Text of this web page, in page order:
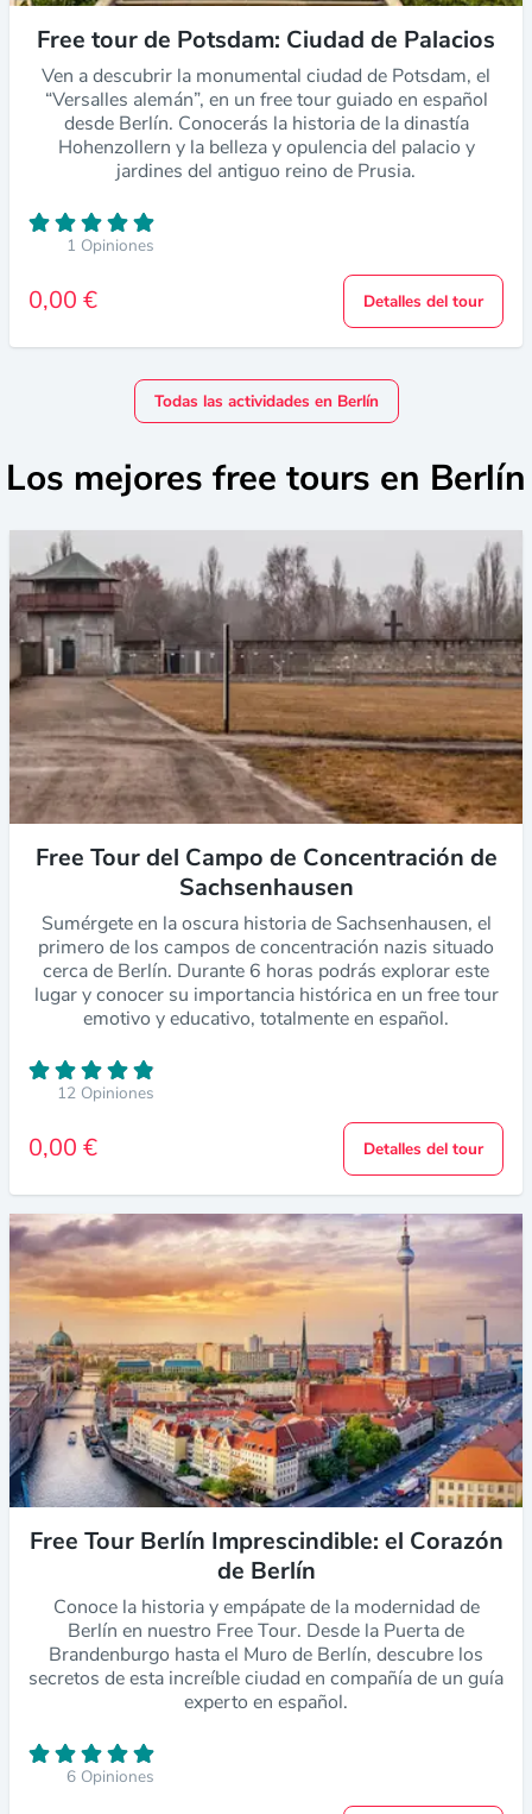
Free tour de Potsdam: Ciudad de Palacios
Ven a descubrir la monumental ciudad de Potsdam, el
“Versalles alemán”, en un free tour guiado en español
desde Berlín. Conocerás la historia de la dinastía
Hohenzollern y la belleza y opulencia del palacio y
jardines del antiguo reino de Prusia.
1 Opiniones
0,00 € Detalles del tour
Todas las actividades en Berlín
Los mejores free tours en Berlín
Free Tour del Campo de Concentración de
Sachsenhausen
Sumérgete en la oscura historia de Sachsenhausen, el
primero de los campos de concentración nazis situado
cerca de Berlín. Durante 6 horas podrás explorar este
lugar y conocer su importancia histórica en un free tour
emotivo y educativo, totalmente en español.
12 Opiniones
0,00 € Detalles del tour
Free Tour Berlín Imprescindible: el Corazón
de Berlín
Conoce la historia y empápate de la modernidad de
Berlín en nuestro Free Tour. Desde la Puerta de
Brandenburgo hasta el Muro de Berlín, descubre los
secretos de esta increíble ciudad en compañía de un guía
experto en español.
6 Opiniones